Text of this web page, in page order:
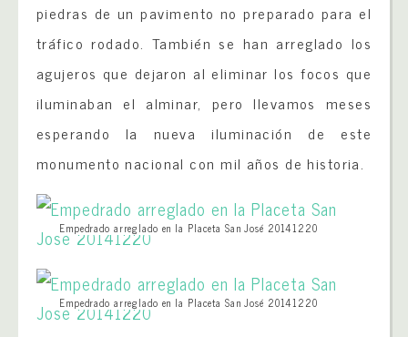
piedras de un pavimento no preparado para el
tráfico rodado. También se han arreglado los
agujeros que dejaron al eliminar los focos que
iluminaban el alminar, pero llevamos meses
esperando la nueva iluminación de este
monumento nacional con mil años de historia.
Empedrado arreglado en la Placeta San José 20141220
Empedrado arreglado en la Placeta San José 20141220